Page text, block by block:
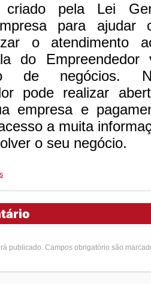
criado pela Lei
para ajudar
o atendimento
do Empreendedor
de negócios.
pode realizar
empresa e
a muita
o seu negócio.
publicado. Campos obrigatório são